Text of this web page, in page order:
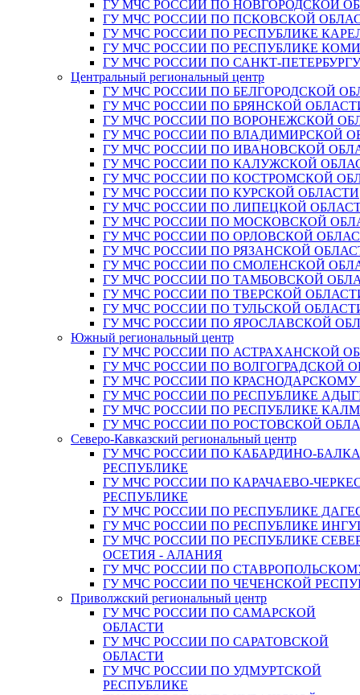
ГУ МЧС РОССИИ ПО НОВГОРОДСКОЙ
ГУ МЧС РОССИИ ПО ПСКОВСКОЙ
ГУ МЧС РОССИИ ПО РЕСПУБЛИКЕ
ГУ МЧС РОССИИ ПО РЕСПУБЛИКЕ КОМИ
ГУ МЧС РОССИИ ПО САНКТ-ПЕТЕРБУРГУ
Центральный региональный центр
ГУ МЧС РОССИИ ПО БЕЛГОРОДСКОЙ
ГУ МЧС РОССИИ ПО БРЯНСКОЙ
ГУ МЧС РОССИИ ПО ВОРОНЕЖСКОЙ
ГУ МЧС РОССИИ ПО ВЛАДИМИРСКОЙ
ГУ МЧС РОССИИ ПО ИВАНОВСКОЙ
ГУ МЧС РОССИИ ПО КАЛУЖСКОЙ
ГУ МЧС РОССИИ ПО КОСТРОМСКОЙ
ГУ МЧС РОССИИ ПО КУРСКОЙ ОБЛАСТИ
ГУ МЧС РОССИИ ПО ЛИПЕЦКОЙ
ГУ МЧС РОССИИ ПО МОСКОВСКОЙ
ГУ МЧС РОССИИ ПО ОРЛОВСКОЙ
ГУ МЧС РОССИИ ПО РЯЗАНСКОЙ
ГУ МЧС РОССИИ ПО СМОЛЕНСКОЙ
ГУ МЧС РОССИИ ПО ТАМБОВСКОЙ
ГУ МЧС РОССИИ ПО ТВЕРСКОЙ
ГУ МЧС РОССИИ ПО ТУЛЬСКОЙ
ГУ МЧС РОССИИ ПО ЯРОСЛАВСКОЙ
Южный региональный центр
ГУ МЧС РОССИИ ПО АСТРАХАНСКОЙ
ГУ МЧС РОССИИ ПО ВОЛГОГРАДСКОЙ
ГУ МЧС РОССИИ ПО
ГУ МЧС РОССИИ ПО РЕСПУБЛИКЕ
ГУ МЧС РОССИИ ПО РЕСПУБЛИКЕ
ГУ МЧС РОССИИ ПО РОСТОВСКОЙ
Северо-Кавказский региональный центр
ГУ МЧС РОССИИ ПО КАБАРДИНО-
РЕСПУБЛИКЕ
ГУ МЧС РОССИИ ПО КАРАЧАЕВО-
РЕСПУБЛИКЕ
ГУ МЧС РОССИИ ПО РЕСПУБЛИКЕ
ГУ МЧС РОССИИ ПО РЕСПУБЛИКЕ
ГУ МЧС РОССИИ ПО РЕСПУБЛИКЕ
ОСЕТИЯ - АЛАНИЯ
ГУ МЧС РОССИИ ПО
ГУ МЧС РОССИИ ПО ЧЕЧЕНСКОЙ
Приволжский региональный центр
ГУ МЧС РОССИИ ПО САМАРСКОЙ
ОБЛАСТИ
ГУ МЧС РОССИИ ПО САРАТОВСКОЙ
ОБЛАСТИ
ГУ МЧС РОССИИ ПО УДМУРТСКОЙ
РЕСПУБЛИКЕ